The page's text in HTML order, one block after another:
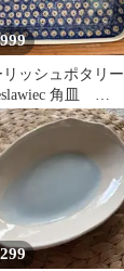
リッシュポタリー
角皿